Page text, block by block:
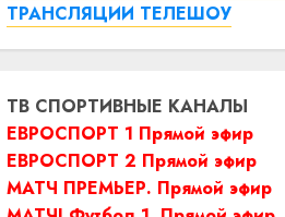
ТРАНСЛЯЦИИ ТЕЛЕШОУ
ТВ СПОРТИВНЫЕ КАНАЛЫ
ЕВРОСПОРТ 1 Прямой эфир
ЕВРОСПОРТ 2 Прямой эфир
МАТЧ ПРЕМЬЕР. Прямой эфир